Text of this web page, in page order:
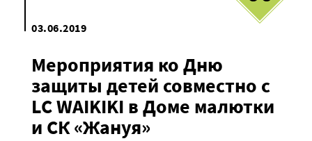
03.06.2019
Мероприятия ко Дню
защиты детей совместно с
LC WAIKIKI в Доме малютки
и СК «Жануя»